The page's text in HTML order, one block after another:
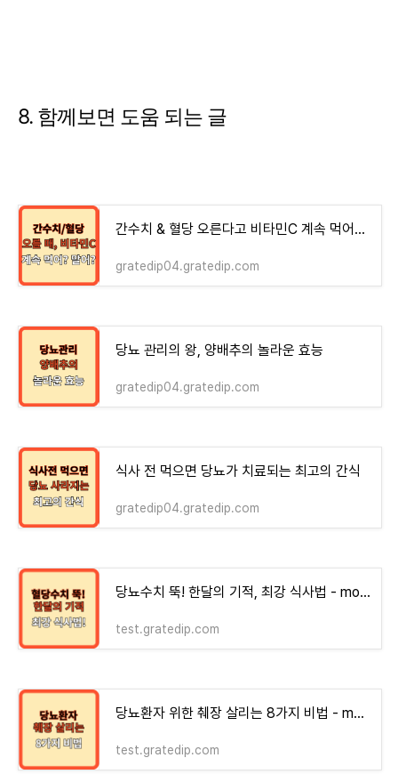
8. 함께보면 도움 되는 글
간수치 & 혈당 오른다고 비타민C 계속 먹어? 말어?
gratedip04.gratedip.com
당뇨 관리의 왕, 양배추의 놀라운 효능
gratedip04.gratedip.com
식사 전 먹으면 당뇨가 치료되는 최고의 간식
gratedip04.gratedip.com
당뇨수치 뚝! 한달의 기적, 최강 식사법 - money-health
test.gratedip.com
당뇨환자 위한 췌장 살리는 8가지 비법 - money-health
test.gratedip.com